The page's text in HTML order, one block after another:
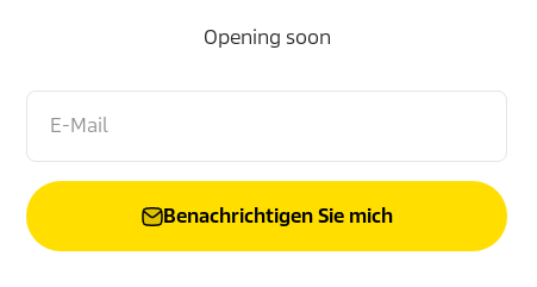
Opening soon
E-Mail
Benachrichtigen Sie mich